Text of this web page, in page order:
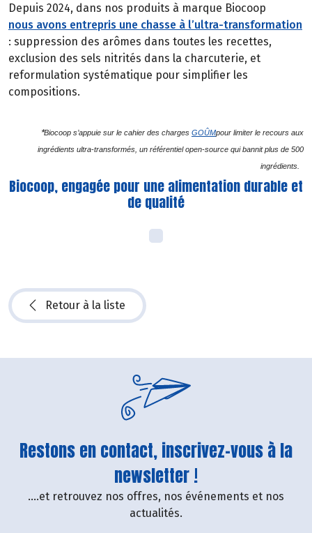
Depuis 2024, dans nos produits à marque Biocoop
nous avons entrepris une chasse à l’ultra-transformation
: suppression des arômes dans toutes les recettes,
exclusion des sels nitrités dans la charcuterie, et
reformulation systématique pour simplifier les
compositions.
*Biocoop s’appuie sur le cahier des charges GOÛMpour limiter le recours aux
ingrédients ultra-transformés, un référentiel open-source qui bannit plus de 500
ingrédients.
Biocoop, engagée pour une alimentation durable et
de qualité
Retour à la liste
Restons en contact, inscrivez-vous à la
newsletter !
....et retrouvez nos offres, nos événements et nos
actualités.